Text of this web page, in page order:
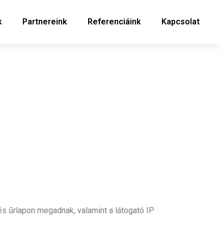
Partnereink Referenciáink Kapcsolat
űrlapon megadnak, valamint a látogató IP